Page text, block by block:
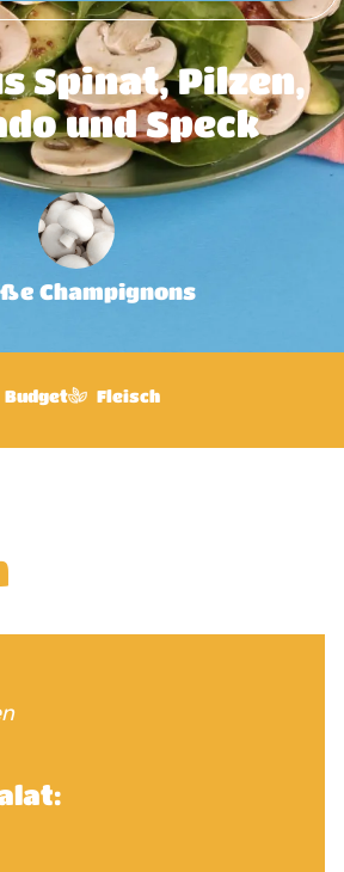
Spinat, Pilzen,
und Speck
Champignons
Budget Fleisch